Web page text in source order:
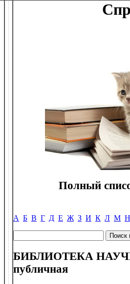
Полный
А Б В Г Д Е Ж З И К Л М Н
БИБЛИОТЕКА
публичная